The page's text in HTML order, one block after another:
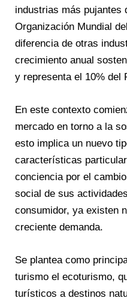
industrias más pujantes
Organización Mundial
diferencia de otras
crecimiento anual
y representa el 10% del
En este contexto
mercado en torno a la
esto implica un nuevo
características
conciencia por el
social de sus
consumidor, ya existen
creciente demanda.
Se plantea como
turismo el ecoturismo,
turísticos a destinos